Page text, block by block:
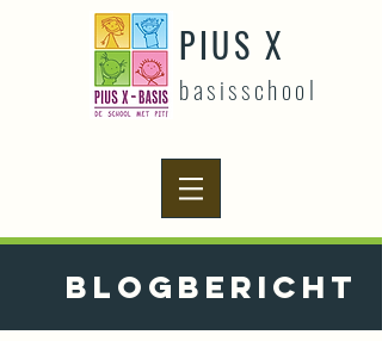
PIUS X
basisschool
Blogbericht